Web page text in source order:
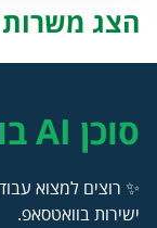
הצג משרות
סוכן AI בוואטסאפ
✨ רוצים למצוא
ישירות בוואטסאפ.